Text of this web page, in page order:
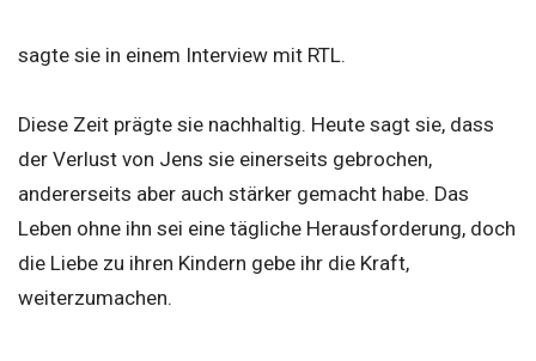
sagte sie in einem Interview mit RTL.
Diese Zeit prägte sie nachhaltig. Heute sagt sie, dass
der Verlust von Jens sie einerseits gebrochen,
andererseits aber auch stärker gemacht habe. Das
Leben ohne ihn sei eine tägliche Herausforderung, doch
die Liebe zu ihren Kindern gebe ihr die Kraft,
weiterzumachen.